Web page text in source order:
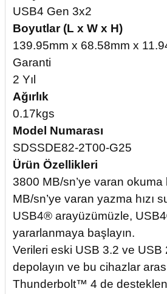
USB4 Gen 3x2
Boyutlar (L x W x H)
139.95mm x 68.58mm x
Garanti
2 Yıl
Ağırlık
0.17kgs
Model Numarası
SDSSDE82-2T00-G25
Ürün Özellikleri
3800 MB/sn’ye varan okuma
MB/sn’ye varan yazma hızı
USB4® arayüzümüzle,
yararlanmaya başlayın.
Verileri eski USB 3.2 ve USB
depolayın ve bu cihazlar
Thunderbolt™ 4 de